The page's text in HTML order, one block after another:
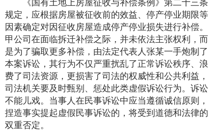
《国有土地上房屋征收与补偿条例》第二十三条
规定，应根据房屋被征收前的效益、停产停业期限等
因素确定对因征收房屋造成停产停业损失进行补偿。
甲公司在面临拆迁补偿之际，并未依法主张权利，而
是为了骗取更多补偿，由法定代表人张某一手炮制了
本案诉讼，其行为不仅严重扰乱了正常诉讼秩序、浪
费了司法资源，更损害了司法的权威性和公共利益，
司法机关要及时甄别、惩处此类虚假诉讼行为。诉讼
不能儿戏。当事人在民事诉讼中应当遵循诚信原则，
捏造事实提起虚假民事诉讼的，将受到道德和法律的
双重否定。